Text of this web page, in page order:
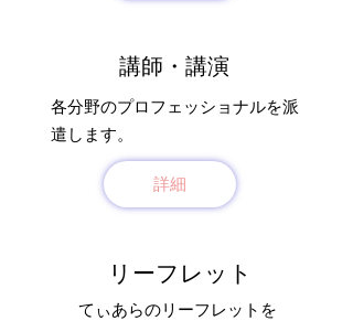
講師・講演
各分野のプロフェッショナルを派
遣します。
詳細
リーフレット
てぃあらのリーフレットを